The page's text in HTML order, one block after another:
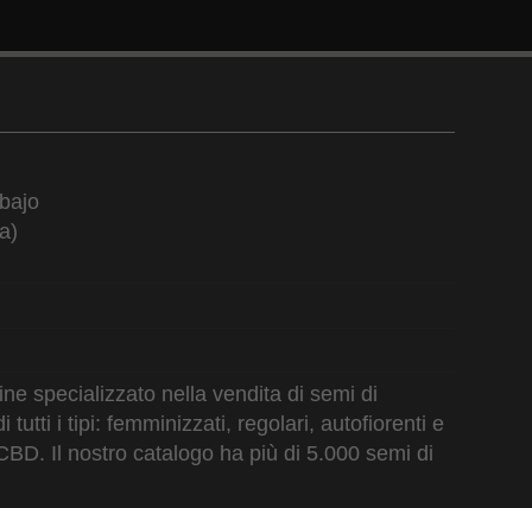
specializzato nella vendita di semi di
tutti i tipi: femminizzati, regolari, autofiorenti e
Il nostro catalogo ha più di 5.000 semi di